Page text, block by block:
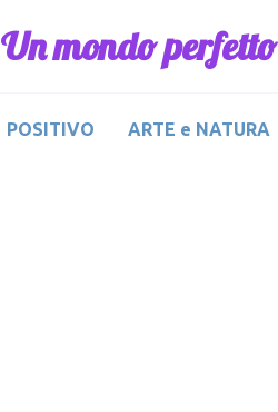
Un mondo perfetto
POSITIVO ARTE e NATURA